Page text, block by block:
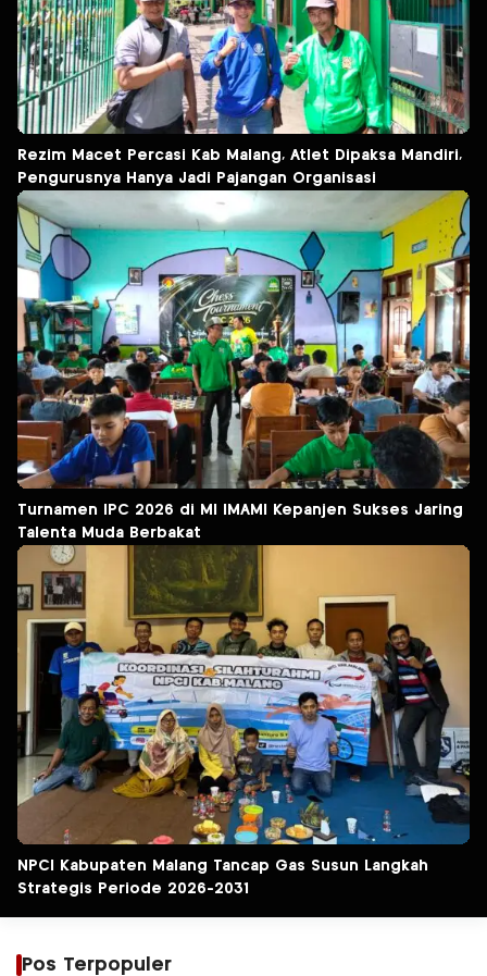
Rezim Macet Percasi Kab Malang, Atlet Dipaksa Mandiri,
Pengurusnya Hanya Jadi Pajangan Organisasi
Turnamen IPC 2026 di MI IMAMI Kepanjen Sukses Jaring
Talenta Muda Berbakat
NPCI Kabupaten Malang Tancap Gas Susun Langkah
Strategis Periode 2026-2031
Pos Terpopuler